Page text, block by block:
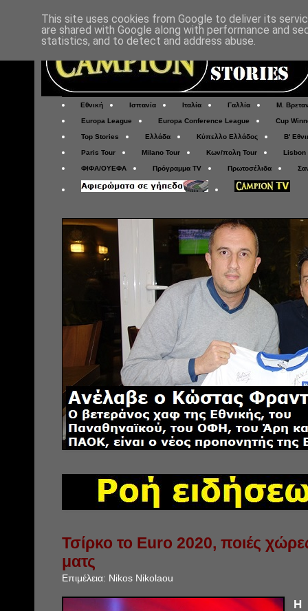
Εθνική Ισπανία Ιταλία Γαλλία Μ.
Europa League Europa Conference League Cup
Top Stories Ελλάδα Κύπελλο Ελλάδος Β'
Paris Tour Milano Tour Κων/πολη Tour Lisbon
ΦΙΦΑ/ΟΥΕΦΑ Πρόγραμμα TV Πρωτοσέλιδα
Τσίρκο το Euro 2020, ποιές
ματς
Επιμέλεια: Nikos Nikolaou
Η
This site uses cookies from Google to deliver its
are shared with Google along with performance and
statistics, and to detect and address abuse.